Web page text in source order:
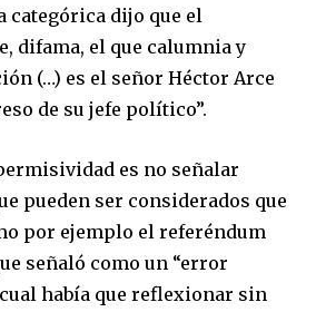
categórica dijo que el
difama, el que calumnia y
(…) es el señor Héctor Arce
de su jefe político”.
es no señalar
pueden ser considerados que
por ejemplo el referéndum
señaló como un “error
había que reflexionar sin